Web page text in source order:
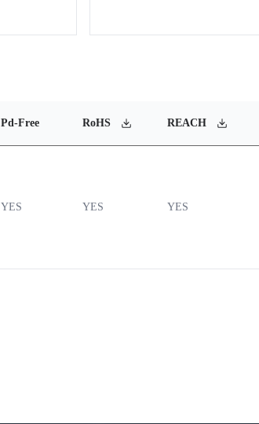
Pd-Free RoHS REACH
YES YES YES